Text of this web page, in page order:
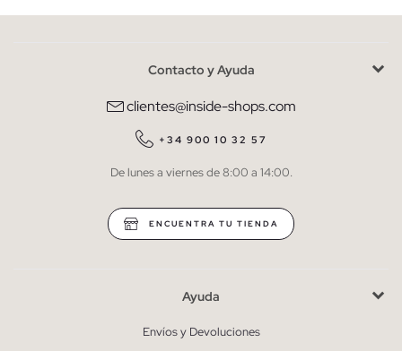
He leído y entiendo lapolítica de privacidad
QUIERO SUSCRIBIRME
* Puedes cancelar la suscripción en cualquier momento.
Contacto y Ayuda
clientes@inside-shops.com
+34 900 10 32 57
De lunes a viernes de 8:00 a 14:00.
ENCUENTRA TU TIENDA
Ayuda
Envíos y Devoluciones